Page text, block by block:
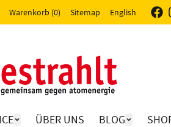
Warenkorb (0) Sitemap English
ÜBER UNS BLOG